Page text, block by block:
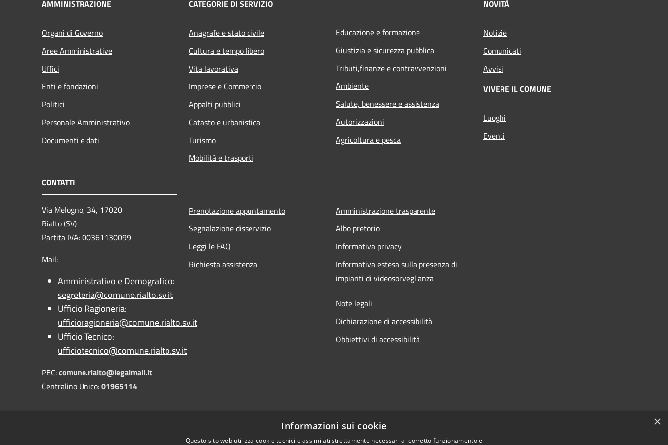
AMMINISTRAZIONE
Organi di Governo
Aree Amministrative
Uffici
Enti e fondazioni
Politici
Personale Amministrativo
Documenti e dati
CATEGORIE DI SERVIZIO
Anagrafe e stato civile
Cultura e tempo libero
Vita lavorativa
Imprese e Commercio
Appalti pubblici
Catasto e urbanistica
Turismo
Mobilità e trasporti
Educazione e formazione
Giustizia e sicurezza pubblica
Tributi,finanze e contravvenzioni
Ambiente
Salute, benessere e assistenza
Autorizzazioni
Agricoltura e pesca
NOVITÀ
Notizie
Comunicati
Avvisi
VIVERE IL COMUNE
Luoghi
Eventi
CONTATTI
Via Melogno, 34, 17020
Rialto (SV)
Partita IVA: 00361130099
Mail:
Amministrativo e Demografico:
segreteria@comune.rialto.sv.it
Ufficio Ragioneria:
ufficioragioneria@comune.rialto.sv.it
Ufficio Tecnico:
ufficiotecnico@comune.rialto.sv.it
PEC:comune.rialto@legalmail.it
Centralino Unico:01965114
CONTATTI D.P.O.
Prenotazione appuntamento
Segnalazione disservizio
Leggi le FAQ
Richiesta assistenza
Amministrazione trasparente
Albo pretorio
Informativa privacy
Informativa estesa sulla presenza di
impianti di videosorveglianza
Note legali
Dichiarazione di accessibilità
Obbiettivi di accessibilità
×
Informazioni sui cookie
Questo sito web utilizza cookie tecnici e assimilati strettamente necessari al corretto funzionamento e